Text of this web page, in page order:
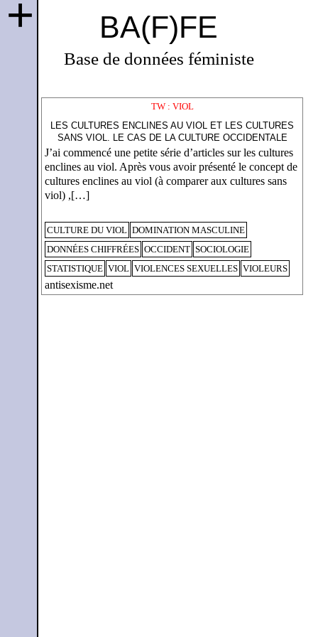
BA(F)FE
Base de données féministe
+
TW : VIOL
LES CULTURES ENCLINES AU VIOL ET LES CULTURES
SANS VIOL. LE CAS DE LA CULTURE OCCIDENTALE
J’ai commencé une petite série d’articles sur les cultures
enclines au viol. Après vous avoir présenté le concept de
cultures enclines au viol (à comparer aux cultures sans
viol) ,[…]
CULTURE DU VIOL DOMINATION MASCULINE
DONNÉES CHIFFRÉES OCCIDENT SOCIOLOGIE
STATISTIQUE VIOL VIOLENCES SEXUELLES VIOLEURS
antisexisme.net